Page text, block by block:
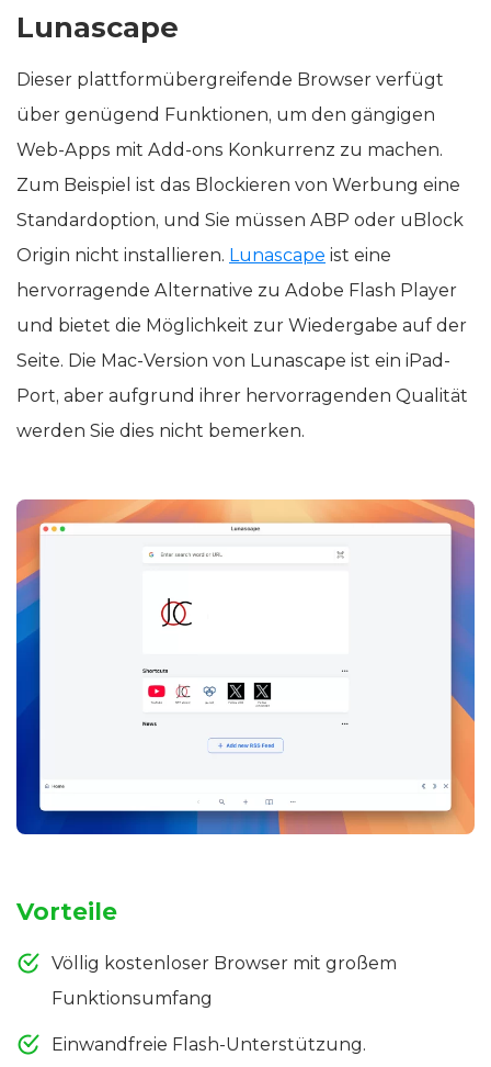
Lunascape
Dieser plattformübergreifende Browser verfügt
über genügend Funktionen, um den gängigen
Web-Apps mit Add-ons Konkurrenz zu machen.
Zum Beispiel ist das Blockieren von Werbung eine
Standardoption, und Sie müssen ABP oder uBlock
Origin nicht installieren. Lunascape ist eine
hervorragende Alternative zu Adobe Flash Player
und bietet die Möglichkeit zur Wiedergabe auf der
Seite. Die Mac-Version von Lunascape ist ein iPad-
Port, aber aufgrund ihrer hervorragenden Qualität
werden Sie dies nicht bemerken.
Vorteile
Völlig kostenloser Browser mit großem
Funktionsumfang
Einwandfreie Flash-Unterstützung.